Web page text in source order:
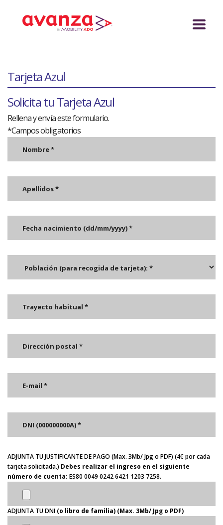
Tarjeta Azul
Solicita tu Tarjeta Azul
Rellena y envía este formulario.
*Campos obligatorios
ADJUNTA TU JUSTIFICANTE DE PAGO (Max. 3Mb/ Jpg o PDF)(4€ por cada
tarjeta solicitada.) Debes realizar el ingreso en el siguiente
número de cuenta: ES80 0049 0242 6421 1203 7258.
ADJUNTA TU DNI (o libro de familia) (Max. 3Mb/ Jpg o PDF)